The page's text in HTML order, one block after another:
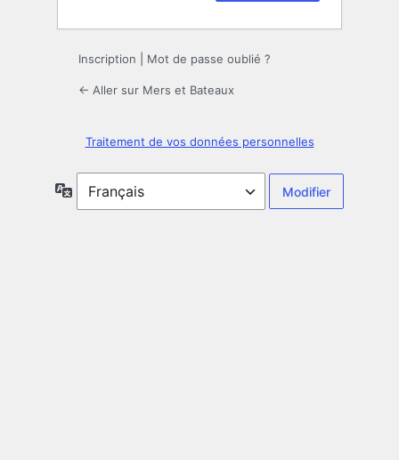
Inscription Mot de passe oublié ?
← Aller sur Mers et Bateaux
Traitement de vos données personnelles
Langue